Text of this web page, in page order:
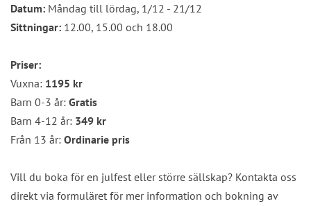
Datum: Måndag till lördag, 1/12 - 21/12
Sittningar: 12.00, 15.00 och 18.00
Priser:
Vuxna: 1195 kr
Barn 0-3 år: Gratis
Barn 4-12 år: 349 kr
Från 13 år: Ordinarie pris
Vill du boka för en julfest eller större sällskap? Kontakta oss
direkt via formuläret för mer information och bokning av